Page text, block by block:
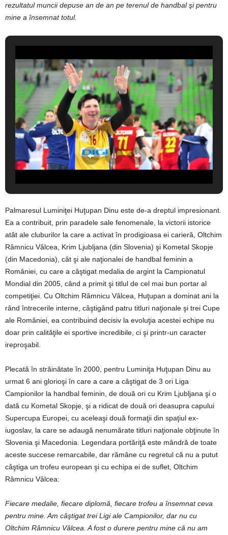
rezultatul muncii depuse an de an pe terenul de handbal şi pentru
mine a însemnat totul.
Palmaresul Luminiţei Huţupan Dinu este de-a dreptul impresionant.
Ea a contribuit, prin paradele sale fenomenale, la victorii istorice
atât ale cluburilor la care a activat în prodigioasa ei carieră, Oltchim
Râmnicu Vâlcea, Krim Ljubljana (din Slovenia) şi Kometal Skopje
(din Macedonia), cât şi ale naţionalei de handbal feminin a
României, cu care a câştigat medalia de argint la Campionatul
Mondial din 2005, când a primit şi titlul de cel mai bun portar al
competiţiei. Cu Oltchim Râmnicu Vâlcea, Huţupan a dominat ani la
rând întrecerile interne, câştigând patru titluri naţionale şi trei Cupe
ale României, ea contribuind decisiv la evoluţia acestei echipe nu
doar prin calităţile ei sportive incredibile, ci şi printr-un caracter
ireproşabil.
Plecată în străinătate în 2000, pentru Luminiţa Huţupan Dinu au
urmat 6 ani glorioşi în care a care a câştigat de 3 ori Liga
Campionilor la handbal feminin, de două ori cu Krim Ljubljana şi o
dată cu Kometal Skopje, şi a ridicat de două ori deasupra capului
Supercupa Europei, cu aceleaşi două formaţii din spaţiul ex-
iugoslav, la care se adaugă nenumărate titluri naţionale obţinute în
Slovenia şi Macedonia. Legendara portăriţă este mândră de toate
aceste succese remarcabile, dar rămâne cu regretul că nu a putut
câştiga un trofeu european şi cu echipa ei de suflet, Oltchim
Râmnicu Vâlcea:
Fiecare medalie, fiecare diplomă, fiecare trofeu a însemnat ceva
pentru mine. Am câştigat trei Ligi ale Campionilor, dar nu cu
Oltchim Râmnicu Vâlcea. A fost o durere pentru mine că nu am